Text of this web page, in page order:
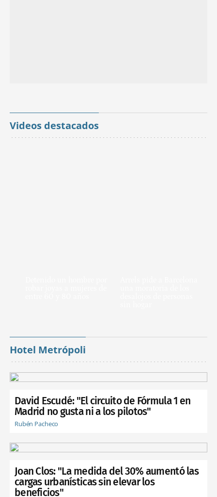
Videos destacados
Hotel Metrópoli
David Escudé: "El circuito de Fórmula 1 en
Madrid no gusta ni a los pilotos"
Rubén Pacheco
Joan Clos: "La medida del 30% aumentó las
cargas urbanísticas sin elevar los
beneficios"